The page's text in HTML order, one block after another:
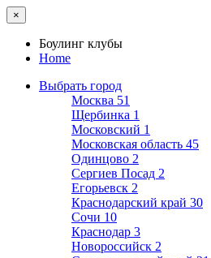
×
Боулинг клубы
Home
Выбрать город
Москва 51
Щербинка 1
Московский 1
Московская область 45
Одинцово 2
Сергиев Посад 2
Егорьевск 2
Краснодарский край 30
Сочи 10
Краснодар 3
Новороссийск 2